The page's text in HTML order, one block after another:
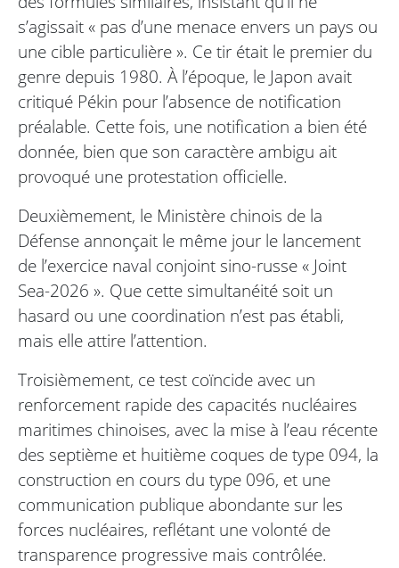
s’agissait « pas d’une menace envers un pays ou
une cible particulière ». Ce tir était le premier du
genre depuis 1980. À l’époque, le Japon avait
critiqué Pékin pour l’absence de notification
préalable. Cette fois, une notification a bien été
donnée, bien que son caractère ambigu ait
provoqué une protestation officielle.
Deuxièmement, le Ministère chinois de la
Défense annonçait le même jour le lancement
de l’exercice naval conjoint sino-russe « Joint
Sea-2026 ». Que cette simultanéité soit un
hasard ou une coordination n’est pas établi,
mais elle attire l’attention.
Troisièmement, ce test coïncide avec un
renforcement rapide des capacités nucléaires
maritimes chinoises, avec la mise à l’eau récente
des septième et huitième coques de type 094, la
construction en cours du type 096, et une
communication publique abondante sur les
forces nucléaires, reflétant une volonté de
transparence progressive mais contrôlée.